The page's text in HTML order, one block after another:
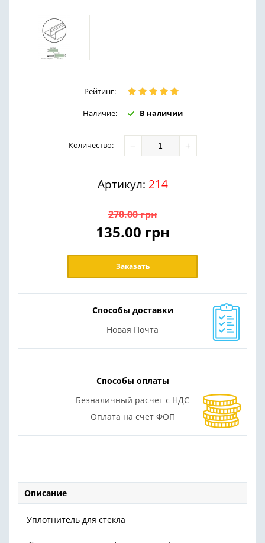
Рейтинг:
Наличие: В наличии
Количество: − +
Артикул: 214
270.00грн
135.00 грн
Заказать
Способы доставки
Новая Почта
Способы оплаты
Безналичный расчет с НДС
Оплата на счет ФОП
Описание
Уплотнитель для стекла